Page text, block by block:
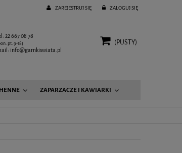
ZAREJESTRUJ SIĘ ZALOGUJ SIĘ
22 667 08 78
pt. 9-18)
info@garnkiswiata.pl
(PUSTY)
ZAPARZACZE I KAWIARKI